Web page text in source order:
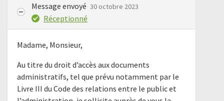
Message envoyé 30 octobre 2023
Réceptionné
Madame, Monsieur,
Au titre du droit d’accès aux documents
administratifs, tel que prévu notamment par le
Livre III du Code des relations entre le public et